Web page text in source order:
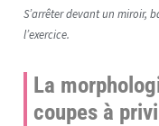
S’arrêter devant un miroir,
l’exercice.
La
coupes à